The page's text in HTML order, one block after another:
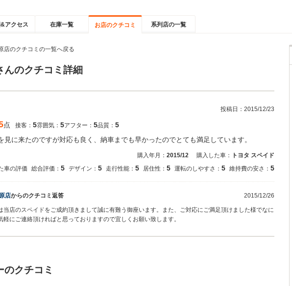
アクセス 在庫一覧 お店のクチコミ 系列店の一覧
店のクチコミの一覧へ戻る
んのクチコミ詳細
投稿日： 2015/12/23
点 接客： 5雰囲気： 5アフター： 5品質： 5
見に来たのですが対応も良く、納車までも早かったのでとても満足しています。
購入年月： 2015/12 購入した車：
トヨタ スペイド
車の評価
総合評価： 5 デザイン： 5 走行性能： 5 居住性： 5 運転のしやすさ： 5 維持費の安さ： 5
店からのクチコミ返答 2015/12/26
店のスペイドをご成約頂きまして誠に有難う御座います。また、ご対応にご満足頂けました様でなに
軽にご連絡頂ければと思っておりますので宜しくお願い致します。
のクチコミ